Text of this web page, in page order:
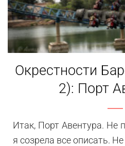
Окрестности
2): Порт
Итак, Порт Авентура. Не
я созрела все описать. Не